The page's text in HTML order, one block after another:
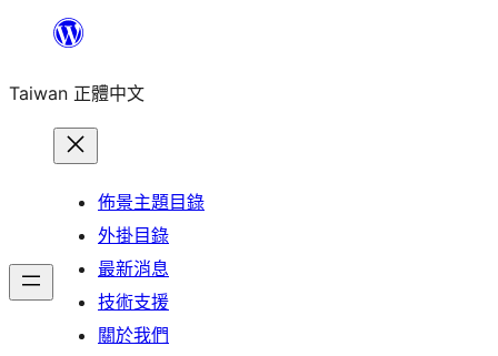
主
Taiwan 正體中文
佈景主題目錄
外掛目錄
最新消息
技術支援
關於我們